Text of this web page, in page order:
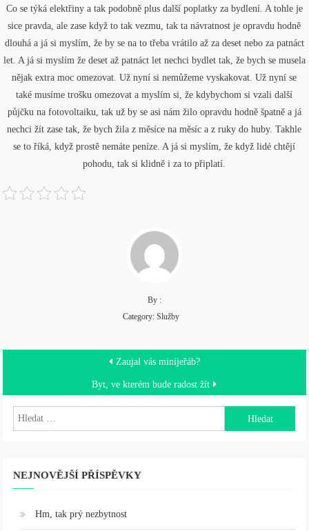
Co se týká elektřiny a tak podobně plus další poplatky za bydlení. A tohle je
sice pravda, ale zase když to tak vezmu, tak ta návratnost je opravdu hodně
dlouhá a já si myslím, že by se na to třeba vrátilo až za deset nebo za patnáct
let. A já si myslím že deset až patnáct let nechci bydlet tak, že bych se musela
nějak extra moc omezovat. Už nyní si nemůžeme vyskakovat. Už nyní se
také musíme trošku omezovat a myslím si, že kdybychom si vzali další
půjčku na fotovoltaiku, tak už by se asi nám žilo opravdu hodně špatně a já
nechci žít zase tak, že bych žila z měsíce na měsíc a z ruky do huby. Takhle
se to říká, když prostě nemáte peníze. A já si myslím, že když lidé chtějí
pohodu, tak si klidně i za to připlatí.
By :
Category: Služby
pro
příspěvek
Zaujal vás minijeřáb?
Byt, ve kterém bude radost žít
Vyhledávání
NEJNOVĚJŠÍ PŘÍSPĚVKY
Hm, tak prý nezbytnost